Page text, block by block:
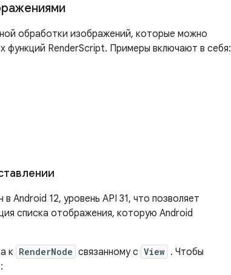
обработки изображений, которые можно
функций RenderScript. Примеры включают в себя:
Android 12, уровень API 31, что позволяет
списка отображения, которую Android
к RenderNode связанному с View . Чтобы
: